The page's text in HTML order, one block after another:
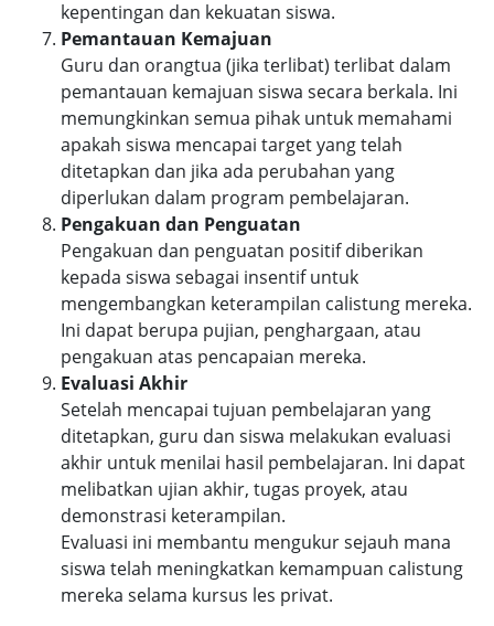
kepentingan dan kekuatan siswa.
Pemantauan Kemajuan
Guru dan orangtua (jika terlibat) terlibat dalam
pemantauan kemajuan siswa secara berkala. Ini
memungkinkan semua pihak untuk memahami
apakah siswa mencapai target yang telah
ditetapkan dan jika ada perubahan yang
diperlukan dalam program pembelajaran.
Pengakuan dan Penguatan
Pengakuan dan penguatan positif diberikan
kepada siswa sebagai insentif untuk
mengembangkan keterampilan calistung mereka.
Ini dapat berupa pujian, penghargaan, atau
pengakuan atas pencapaian mereka.
Evaluasi Akhir
Setelah mencapai tujuan pembelajaran yang
ditetapkan, guru dan siswa melakukan evaluasi
akhir untuk menilai hasil pembelajaran. Ini dapat
melibatkan ujian akhir, tugas proyek, atau
demonstrasi keterampilan.
Evaluasi ini membantu mengukur sejauh mana
siswa telah meningkatkan kemampuan calistung
mereka selama kursus les privat.